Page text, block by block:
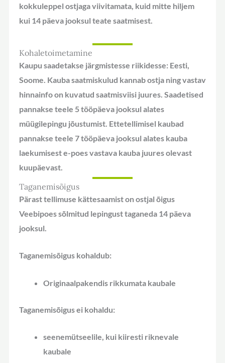
kokkuleppel ostjaga viivitamata, kuid mitte hiljem
kui 14 päeva jooksul teate saatmisest.
Kohaletoimetamine
Kaupu saadetakse järgmistesse riikidesse: Eesti,
Soome. Kauba saatmiskulud kannab ostja ning vastav
hinnainfo on kuvatud saatmisviisi juures. Saadetised
pannakse teele 5 tööpäeva jooksul alates
müügilepingu jõustumist. Ettetellimisel kaubad
pannakse teele 7 tööpäeva jooksul alates kauba
laekumisest e-poes vastava kauba juures olevast
kuupäevast.
Taganemisõigus
Pärast tellimuse kättesaamist on ostjal õigus
Veebipoes sõlmitud lepingust taganeda 14 päeva
jooksul.
Taganemisõigus kohaldub:
Originaalpakendis rikkumata kaubale
Taganemisõigusei kohaldu:
seenemütseelile, kui kiiresti riknevale
kaubale